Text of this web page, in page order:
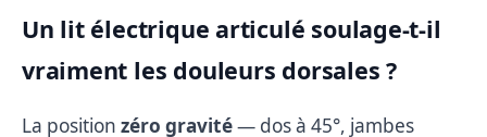
Un lit électrique articulé soulage-t-il
vraiment les douleurs dorsales ?
La position zéro gravité— dos à 45°, jambes